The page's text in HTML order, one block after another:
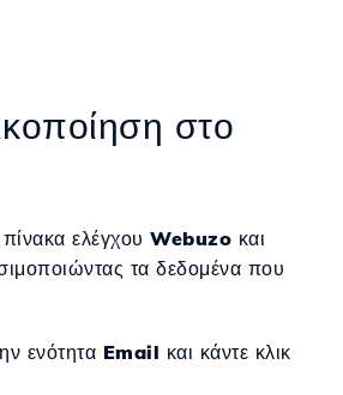
στο
ελέγχου Webuzo και
τα δεδομένα που
ενότητα Email και κάντε κλικ